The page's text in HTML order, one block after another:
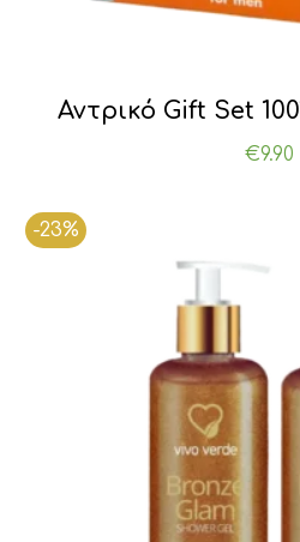
Αντρικό Gift Set
€9.90
-23%